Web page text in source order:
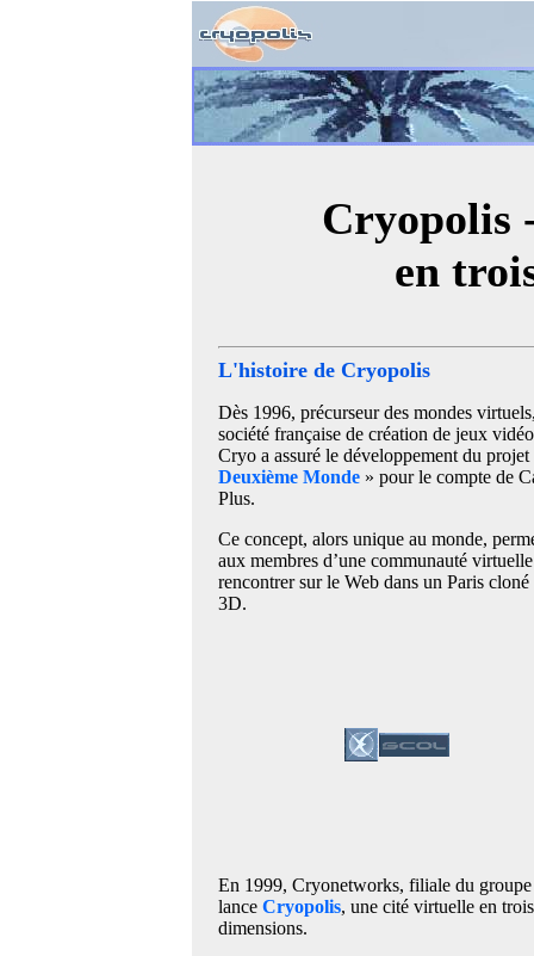
Cryopolis
en
L'histoire de Cryopolis
Dès 1996, précurseur des mondes
société française de création de jeux
Cryo a assuré le développement du
Deuxième Monde» pour le compte de
Plus.
Ce concept, alors unique au monde,
aux membres d’une communauté
rencontrer sur le Web dans un Paris cloné
3D.
En 1999, Cryonetworks, filiale du
lance Cryopolis, une cité virtuelle en trois
dimensions.